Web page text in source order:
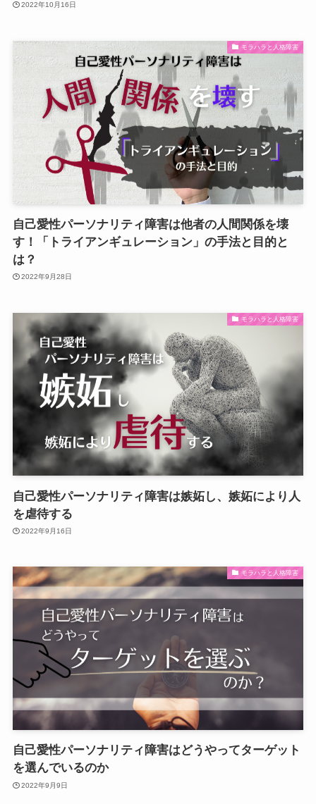
2022年10月16日
モラハラと人格障害
自己愛性パーソナリティ障害は他者の人間関係を壊
す！「トライアンギュレーション」の手法と目的と
は？
2022年9月28日
モラハラと人格障害
自己愛性パーソナリティ障害は嫉妬し、嫉妬により人
を虐待する
2022年9月16日
モラハラと人格障害
自己愛性パーソナリティ障害はどうやってターゲット
を選んでいるのか
2022年9月9日